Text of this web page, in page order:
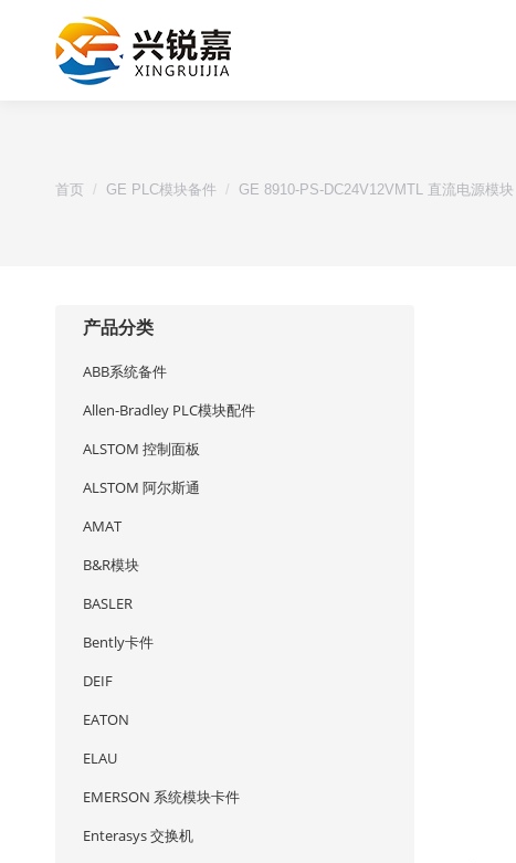
首页 GE PLC模块备件 GE 8910-PS-DC24V12VMTL 直流电源模块
产品分类
ABB系统备件
Allen-Bradley PLC模块配件
ALSTOM 控制面板
ALSTOM 阿尔斯通
AMAT
B&R模块
BASLER
Bently卡件
DEIF
EATON
ELAU
EMERSON 系统模块卡件
Enterasys 交换机